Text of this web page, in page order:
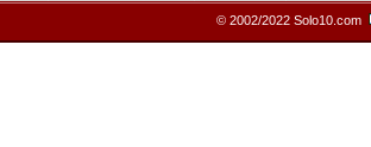
© 2002/2022 Solo10.com